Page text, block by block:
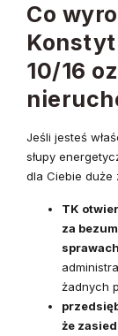
Co
10/16
Jeśli jesteś
słupy
dla Ciebie duże
TK
za
sprawach
żadnych
że